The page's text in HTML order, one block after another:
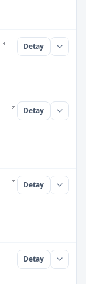
Detay
Detay
Detay
Detay